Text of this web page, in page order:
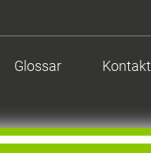
Glossar Kontakt